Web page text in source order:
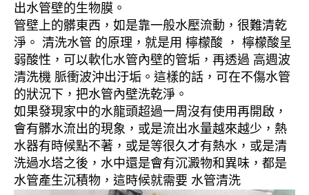
出水管壁的生物膜。
管壁上的髒東西，如是靠一般水壓流動，很難清乾
淨。 清洗水管 的原理，就是用 檸檬酸 ， 檸檬酸呈
弱酸性，可以軟化水管內壁的管垢，再透過 高週波
清洗機 脈衝波沖出汙垢。這樣的話，可在不傷水管
的狀況下，把水管內壁洗乾淨。
如果發現家中的水龍頭超過一周沒有使用再開啟，
會有髒水流出的現象，或是流出水量越來越少，熱
水器有時候點不著，或是等很久才有熱水，或是清
洗過水塔之後，水中還是會有沉澱物和異味，都是
水管產生沉積物，這時候就需要 水管清洗